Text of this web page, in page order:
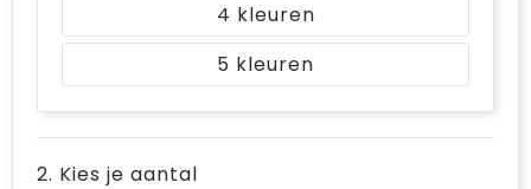
4
5
2. Kies je aantal